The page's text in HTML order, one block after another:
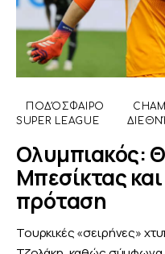
ΠΟΔΌΣΦΑΙΡΟ
SUPER LEAGUE
Ολυμπιακός:
Μπεσίκτας
πρόταση
Τουρκικές «σειρήνες»